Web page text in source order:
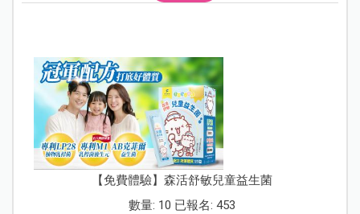
【免費體驗】森活舒敏兒童益生菌
數量: 10 已報名: 453